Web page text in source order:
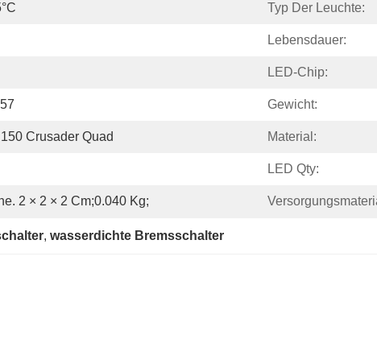
Typ Der Leuchte:
Lebensdauer:
LED-Chip:
Gewicht:
Crusader Quad Material:
LED Qty:
2 × 2 × 2 Cm;0.040 Kg;
, wasserdichte Bremsschalter